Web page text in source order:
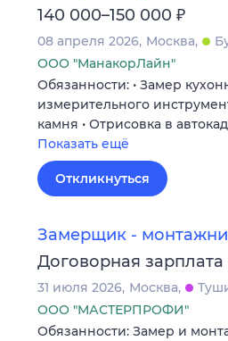
140 000–150 000 ₽
08 апреля 2026 Москва
ООО "МанакорЛайн"
Обязанности: • Замер
измерительного
камня • Отрисовка в
Показать ещё
Откликнуться
Замерщик -
Договорная зарплата
31 июля 2026 Москва
ООО "МАСТЕРПРОФИ"
Обязанности: Замер и